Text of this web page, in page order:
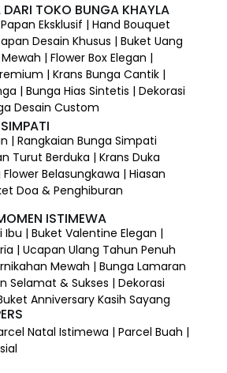
TOKO BUNGA KHAYLA
Eksklusif | Hand Bouquet
Desain Khusus | Buket Uang
| Flower Box Elegan |
| Krans Bunga Cantik |
| Bunga Hias Sintetis | Dekorasi
Desain Custom
| Rangkaian Bunga Simpati
Turut Berduka | Krans Duka
Belasungkawa | Hiasan
Doa & Penghiburan
ISTIMEWA
Ibu | Buket Valentine Elegan |
| Ucapan Ulang Tahun Penuh
Mewah | Bunga Lamaran
Selamat & Sukses | Dekorasi
Anniversary Kasih Sayang
Natal Istimewa | Parcel Buah |